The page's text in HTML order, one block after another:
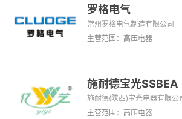
罗格电气
常州罗格电气制造有限公司
主营范围：高压电器
施耐德宝光SSBEA
施耐德(陕西)宝光电器有限公
主营范围：高压电器